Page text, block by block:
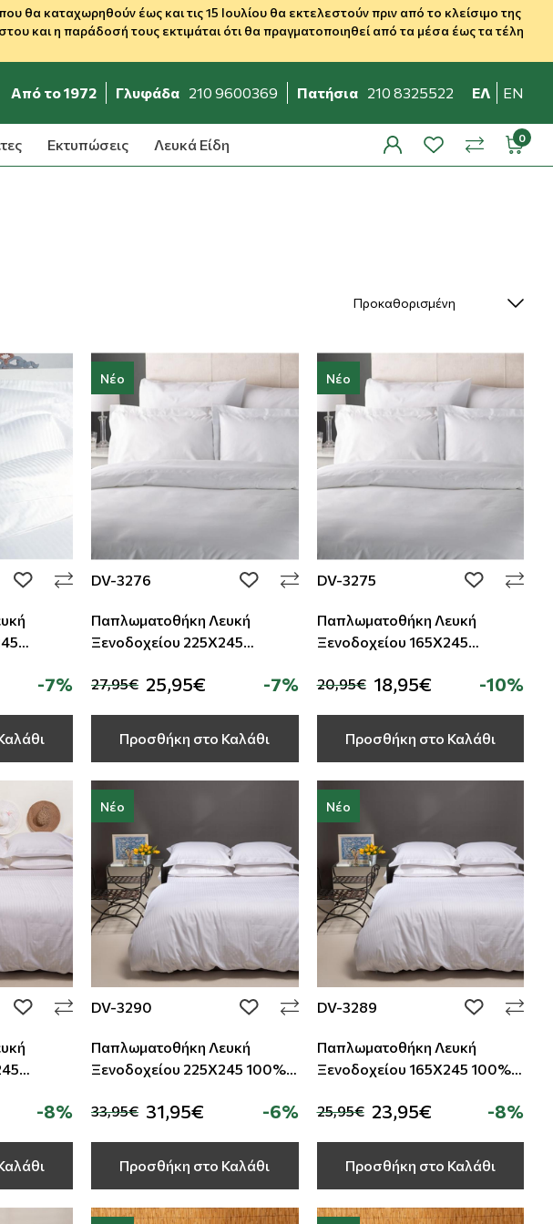
θα καταχωρηθούν έως και τις 15 Ιουλίου θα εκτελεστούν πριν από το κλείσιμο της
και η παράδοσή τους εκτιμάται ότι θα πραγματοποιηθεί από τα μέσα έως τα τέλη
Από το 1972 Γλυφάδα 210 9600369 Πατήσια 210 8325522 ΕΛ EN
Εκτυπώσεις Λευκά Είδη profilewishlistcompare
add to wishlist
-7%
Νέο
DV-3276 add to wishlist
Παπλωματοθήκη Λευκή
Ξενοδοχείου 225Χ245
TC-180
27,95€ 25,95€ -7%
Προσθήκη στο Καλάθι
Νέο
DV-3275 add to
Παπλωματοθήκη Λευκή
Ξενοδοχείου 165Χ245
TC-180
20,95€ 18,95€ -10%
Προσθήκη στο Καλάθι
add to wishlist
-8%
Νέο
DV-3290 add to wishlist
Παπλωματοθήκη Λευκή
Ξενοδοχείου 225Χ245 100%
33,95€ 31,95€ -6%
Προσθήκη στο Καλάθι
Νέο
DV-3289 add to
Παπλωματοθήκη Λευκή
Ξενοδοχείου 165Χ245 100%
25,95€ 23,95€ -8%
Προσθήκη στο Καλάθι